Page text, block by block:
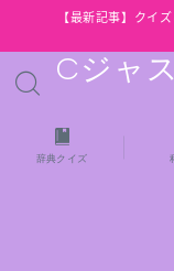
【最新記事】クイ
Cジャス
MENU
HOME
辞典クイズ